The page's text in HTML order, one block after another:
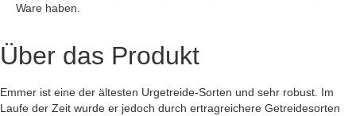
Ware haben.
Über das Produkt
Emmer ist eine der ältesten Urgetreide-Sorten und sehr robust. Im
Laufe der Zeit wurde er jedoch durch ertragreichere Getreidesorten